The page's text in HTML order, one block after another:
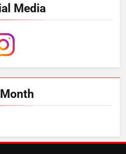
नगरी अयोध्या में आने वाले भक्तों
करेगा लक्ष्मण द्वार
प्रदेश में गांवों में बढ़ेंगी सुविधाएं: 67%
का बजट
Media